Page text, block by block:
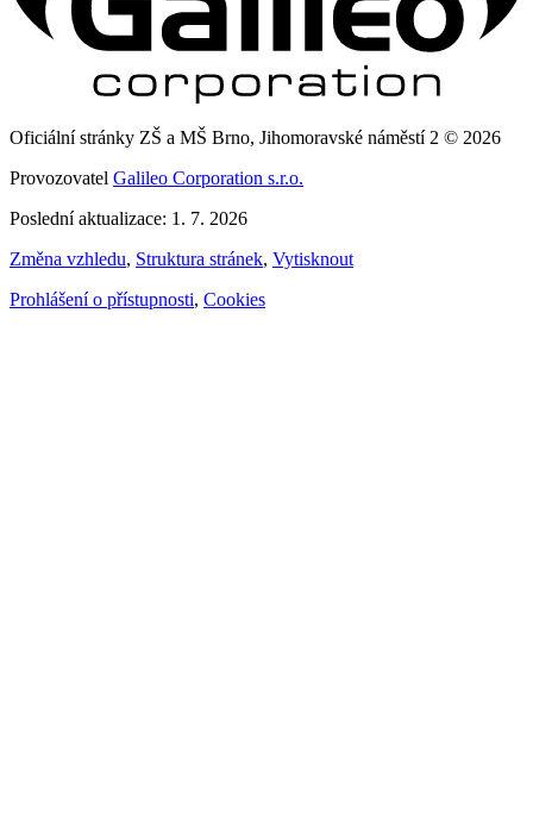
Oficiální stránky ZŠ a MŠ Brno, Jihomoravské náměstí 2 © 2026
Provozovatel Galileo Corporation s.r.o.
Poslední aktualizace: 1. 7. 2026
Změna vzhledu, Struktura stránek, Vytisknout
Prohlášení o přístupnosti, Cookies